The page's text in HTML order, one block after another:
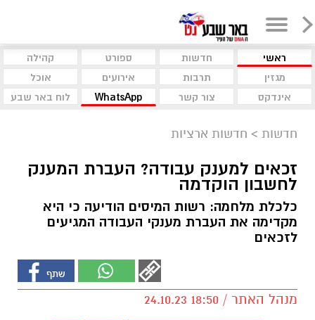
ראשי חדשות ספורט
קהילה
מגזין
תרבות אירועים
אוכל
אינדקס
צור קשר WhatsApp לוח באר שבע
חדשות > חדשות ארציות
זכאים למענק עבודה? העברת המענק
לחשבון הוקדמה
כלכלת מלחמה: רשות המיסים הודיעה כי היא
מקדימה את העברת מענקי העבודה המגיעים
לזכאים
מנהל האתר / 18:50 24.10.23